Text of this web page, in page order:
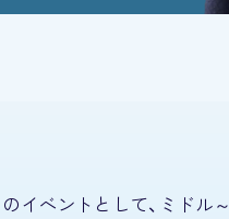
イベントとして、ミド